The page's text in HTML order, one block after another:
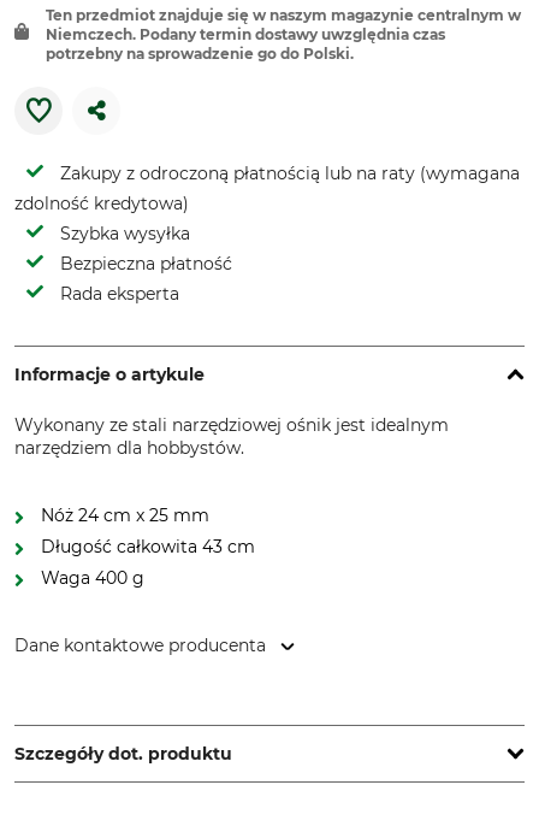
Ten przedmiot znajduje się w naszym magazynie centralnym w
Niemczech. Podany termin dostawy uwzględnia czas
potrzebny na sprowadzenie go do Polski.
Zakupy z odroczoną płatnością lub na raty (wymagana
zdolność kredytowa)
Szybka wysyłka
Bezpieczna płatność
Rada eksperta
Informacje o artykule
Wykonany ze stali narzędziowej ośnik jest idealnym
narzędziem dla hobbystów.
Nóż 24 cm x 25 mm
Długość całkowita 43 cm
Waga 400 g
Dane kontaktowe producenta
GmbH, Zellach 4, 9413 Frantschach-St. Gertraud, Austria,
www.mueller-hammerwerk.at
Szczegóły dot. produktu